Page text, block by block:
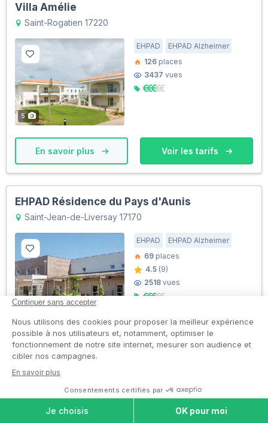
Villa Amélie
Saint-Rogatien 17220
5
EHPAD
EHPAD Alzheimer
126 places
3437 vues
En savoir plus Voir les tarifs
EHPAD Résidence du Pays d'Aunis
Saint-Jean-de-Liversay 17170
EHPAD
EHPAD Alzheimer
69 places
4.5 (9)
2518 vues
En savoir plus Voir les tarifs
EHPAD Résidence le Bourg Nouveau
Jonzac 17500